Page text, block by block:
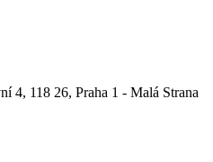
4, 118 26, Praha 1 - Malá Strana